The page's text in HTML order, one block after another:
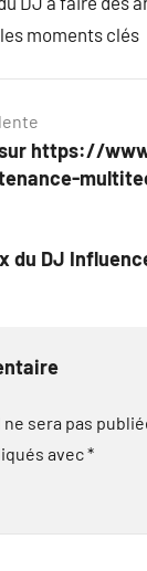
moments clés
https://
du DJ
sera pas
avec*